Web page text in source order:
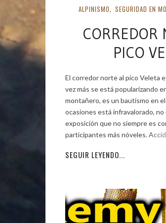
ALPINISMO, SEGURIDAD EN
CORREDOR
PICO
El corredor norte al pico Veleta
vez más se está popularizando
montañero, es un bautismo en
ocasiones está infravalorado,
exposición que no siempre es
participantes más nóveles.
SEGUIR LEYENDO...